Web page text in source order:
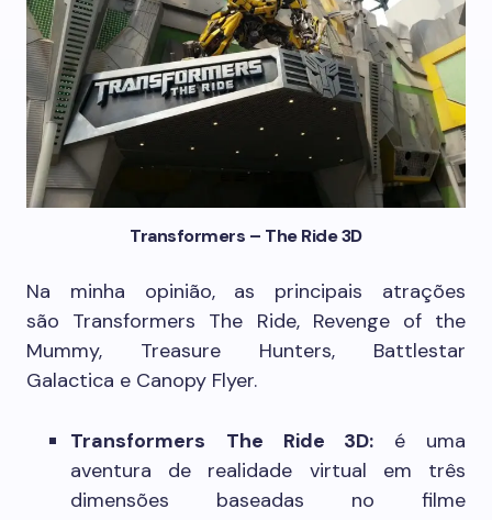
Transformers – The Ride 3D
Na minha opinião, as principais atrações
são Transformers The Ride, Revenge of the
Mummy, Treasure Hunters, Battlestar
Galactica e Canopy Flyer.
Transformers The Ride 3D: é uma
aventura de realidade virtual em três
dimensões baseadas no filme